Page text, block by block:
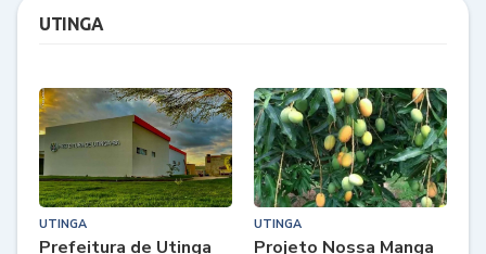
UTINGA
UTINGA
Prefeitura de Utinga
UTINGA
Projeto Nossa Manga